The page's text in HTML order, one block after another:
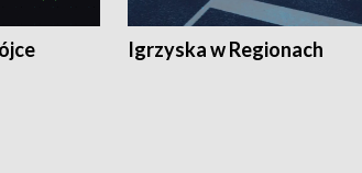
Igrzyska w Regionach